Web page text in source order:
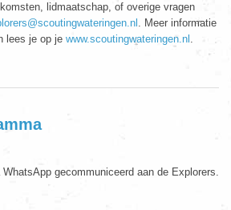
lidmaatschap, of overige vragen
. Meer informatie
lees je op je www.scoutingwateringen.nl .
gecommuniceerd aan de Explorers.